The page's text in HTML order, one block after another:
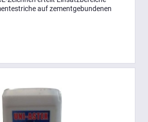
auf zementgebundenen